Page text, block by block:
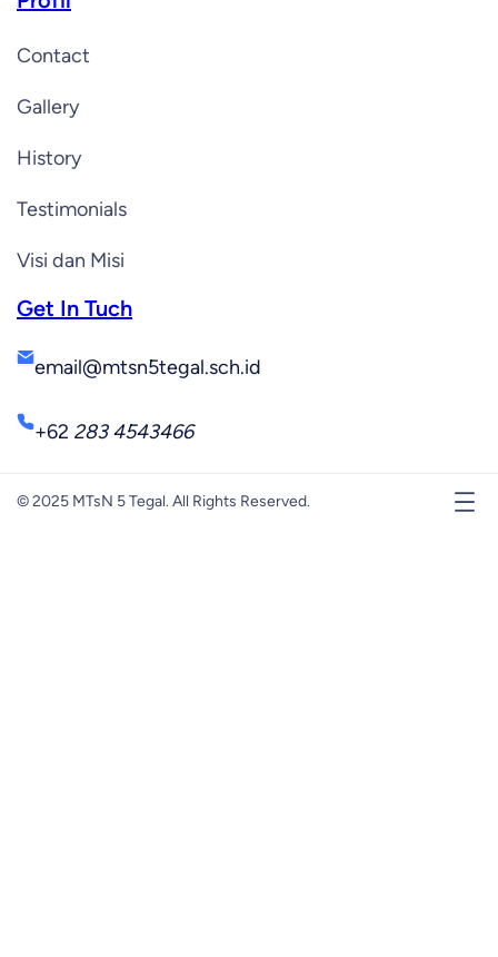
Contact
Gallery
History
Testimonials
Visi dan Misi
Get In Tuch
email@mtsn5tegal.sch.id
+62 283 4543466
© 2025 MTsN 5 Tegal. All Rights Reserved.